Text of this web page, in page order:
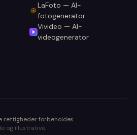
LaFoto — AI-
fotogenerator
Vivideo — AI-
videogenerator
rettigheder forbeholdes.
og illustrative.